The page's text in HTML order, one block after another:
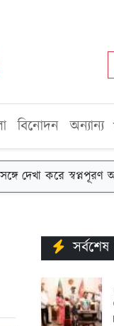
বিনোদন অন্যান্য
করে স্বপ্নপূরণ অনুশ্রীর